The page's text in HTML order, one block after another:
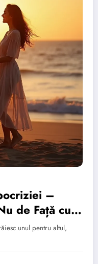
–
de Față cu
unul pentru altul,